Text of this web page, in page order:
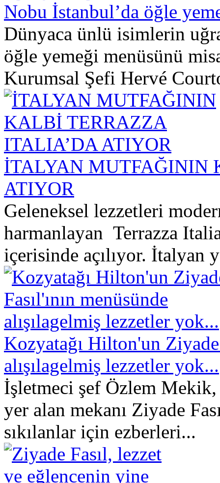
Nobu İstanbul’da öğle
Dünyaca ünlü isimlerin
öğle yemeği menüsünü
Kurumsal Şefi Hervé
İTALYAN MUTFAĞININ
ATIYOR
Geleneksel lezzetleri
harmanlayan Terrazza
içerisinde açılıyor. İtalyan
Kozyatağı Hilton'un Ziyade
alışılagelmiş lezzetler yok...
İşletmeci şef Özlem
yer alan mekanı Ziyade
sıkılanlar için ezberleri...